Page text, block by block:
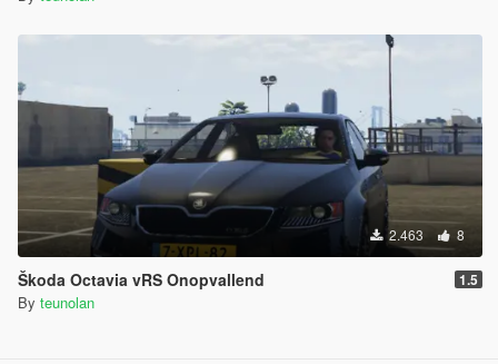
2.463 8
Škoda Octavia vRS Onopvallend 1.5
By teunolan